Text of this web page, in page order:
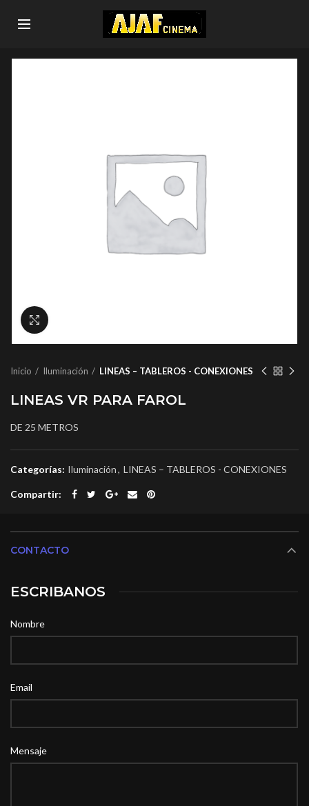
Inicio Iluminación LINEAS – TABLEROS - CONEXIONES
LINEAS VR PARA FAROL
DE 25 METROS
Categorías: Iluminación, LINEAS – TABLEROS - CONEXIONES
Compartir
CONTACTO
ESCRIBANOS
Nombre
Email
Mensaje